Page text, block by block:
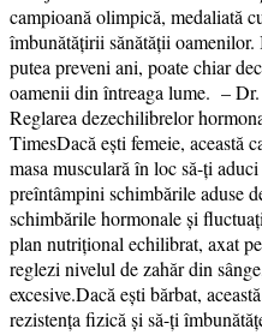
campioană olimpică, medaliată
îmbunătățirii sănătății oamenilor.
putea preveni ani, poate chiar
oamenii din întreaga lume. –
Reglarea dezechilibrelor
TimesDacă ești femeie,
masa musculară în loc să-ți
preîntâmpini schimbările
schimbările hormonale și
plan nutrițional echilibrat, axat
reglezi nivelul de zahăr din
excesive.Dacă ești bărbat,
rezistența fizică și să-ți